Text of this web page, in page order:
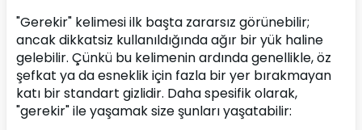
"Gerekir" kelimesi ilk başta zararsız görünebilir;
ancak dikkatsiz kullanıldığında ağır bir yük haline
gelebilir. Çünkü bu kelimenin ardında genellikle, öz
şefkat ya da esneklik için fazla bir yer bırakmayan
katı bir standart gizlidir. Daha spesifik olarak,
"gerekir" ile yaşamak size şunları yaşatabilir: